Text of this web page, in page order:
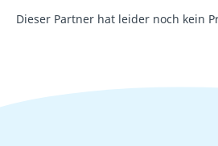
Dieser Partner hat leider noch kein